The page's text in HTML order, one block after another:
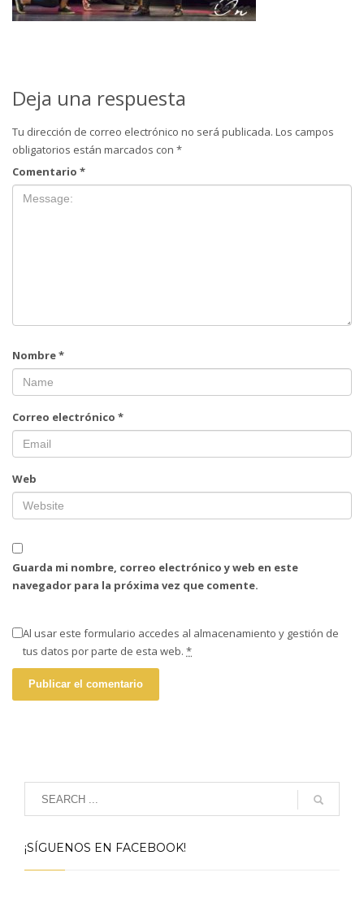
Deja una respuesta
Tu dirección de correo electrónico no será publicada. Los campos
obligatorios están marcados con *
Comentario *
Nombre*
Correo electrónico *
Web
Guarda mi nombre, correo electrónico y web en este
navegador para la próxima vez que comente.
Al usar este formulario accedes al almacenamiento y gestión de
tus datos por parte de esta web. *
¡SÍGUENOS EN FACEBOOK!